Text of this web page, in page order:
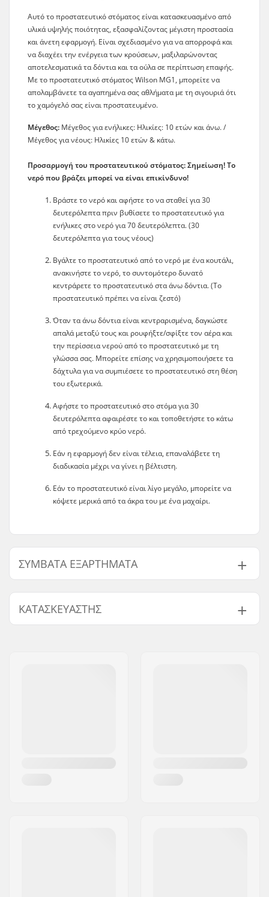
Αυτό το προστατευτικό στόματος είναι κατασκευασμένο από
υλικά υψηλής ποιότητας, εξασφαλίζοντας μέγιστη προστασία
και άνετη εφαρμογή. Είναι σχεδιασμένο για να απορροφά και
να διαχέει την ενέργεια των κρούσεων, μαξιλαρώνοντας
αποτελεσματικά τα δόντια και τα ούλα σε περίπτωση επαφής.
Με το προστατευτικό στόματος Wilson MG1, μπορείτε να
απολαμβάνετε τα αγαπημένα σας αθλήματα με τη σιγουριά ότι
το χαμόγελό σας είναι προστατευμένο.
Μέγεθος: Μέγεθος για ενήλικες: Ηλικίες: 10 ετών και άνω. /
Μέγεθος για νέους: Ηλικίες 10 ετών & κάτω.
Προσαρμογή του προστατευτικού στόματος: Σημείωση! Το
νερό που βράζει μπορεί να είναι επικίνδυνο!
Βράστε το νερό και αφήστε το να σταθεί για 30
δευτερόλεπτα πριν βυθίσετε το προστατευτικό για
ενήλικες στο νερό για 70 δευτερόλεπτα. (30
δευτερόλεπτα για τους νέους)
Βγάλτε το προστατευτικό από το νερό με ένα κουτάλι,
ανακινήστε το νερό, το συντομότερο δυνατό
κεντράρετε το προστατευτικό στα άνω δόντια. (Το
προστατευτικό πρέπει να είναι ζεστό)
Όταν τα άνω δόντια είναι κεντραρισμένα, δαγκώστε
απαλά μεταξύ τους και ρουφήξτε/σφίξτε τον αέρα και
την περίσσεια νερού από το προστατευτικό με τη
γλώσσα σας. Μπορείτε επίσης να χρησιμοποιήσετε τα
δάχτυλα για να συμπιέσετε το προστατευτικό στη θέση
του εξωτερικά.
Αφήστε το προστατευτικό στο στόμα για 30
δευτερόλεπτα αφαιρέστε το και τοποθετήστε το κάτω
από τρεχούμενο κρύο νερό.
Εάν η εφαρμογή δεν είναι τέλεια, επαναλάβετε τη
διαδικασία μέχρι να γίνει η βέλτιστη.
Εάν το προστατευτικό είναι λίγο μεγάλο, μπορείτε να
κόψετε μερικά από τα άκρα του με ένα μαχαίρι.
ΣΥΜΒΑΤΆ ΕΞΑΡΤΉΜΑΤΑ
Βρείτε προϊόντα συμβατά με Wilson MG1
mouthguard:
ΚΑΤΑΣΚΕΥΑΣΤΉΣ